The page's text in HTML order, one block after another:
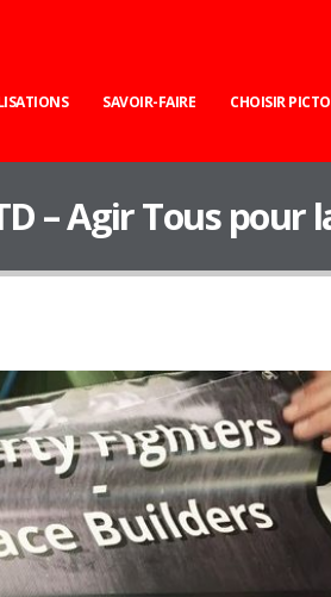
SAVOIR-FAIRE CHOISIR PICTO
– Agir Tous pour